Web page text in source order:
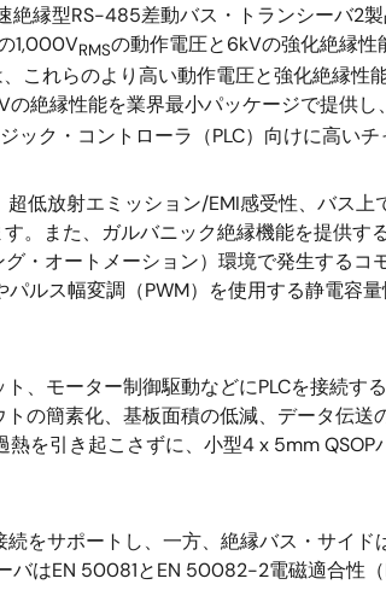
縁型RS-485差動バス・トランシーバ2
1,000VRMSの動作電圧と6kVの強化絶縁性
これらのより高い動作電圧と強化絶縁性
の絶縁性能を業界最小パッケージで提供
ック・コントローラ（PLC）向けに高いチ
低放射エミッション/EMI感受性、バス上
。また、ガルバニック絶縁機能を提供す
・オートメーション）環境で発生する
ルス幅変調（PWM）を使用する静電容
モーター制御駆動などにPLCを接続す
の簡素化、基板面積の低減、データ伝送
を引き起こさずに、小型4 x 5mm
をサポートし、一方、絶縁バス・サイ
バはEN 50081とEN 50082-2電磁適合性